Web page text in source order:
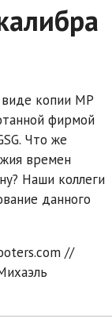
копии MP
фирмой
Что же
времен
Наши коллеги
данного
//